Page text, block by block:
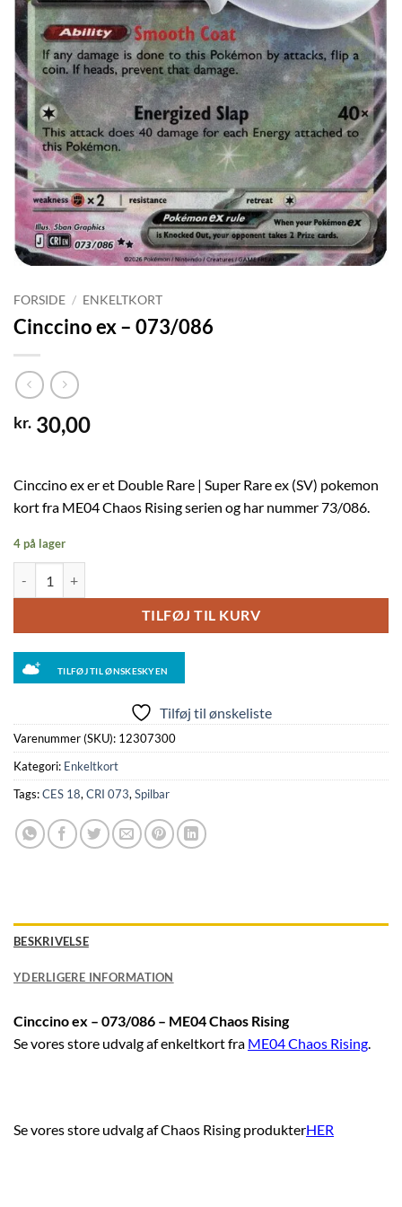
FORSIDE / ENKELTKORT
Cinccino ex – 073/086
kr. 30,00
Cinccino ex er et Double Rare | Super Rare ex (SV) pokemon
kort fra ME04 Chaos Rising serien og har nummer 73/086.
4 på lager
TILFØJ TIL KURV
TILFØJ TIL ØNSKESKYEN
Tilføj til ønskeliste
Varenummer (SKU): 12307300
Kategori: Enkeltkort
Tags:CES 18, CRI 073, Spilbar
BESKRIVELSE
YDERLIGERE INFORMATION
Cinccino ex – 073/086 – ME04 Chaos Rising
Se vores store udvalg af enkeltkort fra ME04 Chaos Rising.
Se vores store udvalg af Chaos Rising produkterHER